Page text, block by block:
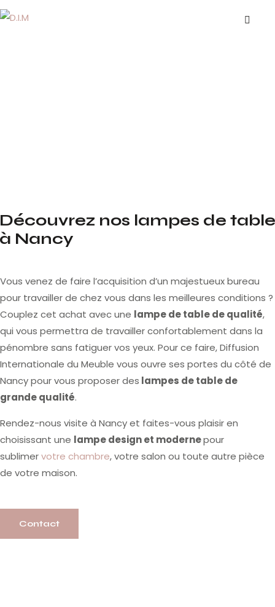
Découvrez nos lampes de table
à Nancy
Vous venez de faire l’acquisition d’un majestueux bureau
pour travailler de chez vous dans les meilleures conditions ?
Couplez cet achat avec une lampe de table de qualité,
qui vous permettra de travailler confortablement dans la
pénombre sans fatiguer vos yeux. Pour ce faire, Diffusion
Internationale du Meuble vous ouvre ses portes du côté de
Nancy pour vous proposer des lampes de table de
grande qualité.
Rendez-nous visite à Nancy et faites-vous plaisir en
choisissant une lampe design et modernepour
sublimervotre chambre, votre salon ou toute autre pièce
de votre maison.
Contact